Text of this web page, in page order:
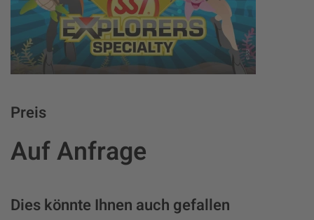
Preis
Auf Anfrage
Dies könnte Ihnen auch gefallen